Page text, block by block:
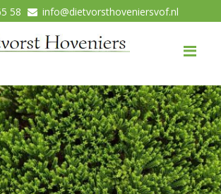
58 info@dietvorsthoveniersvof.nl